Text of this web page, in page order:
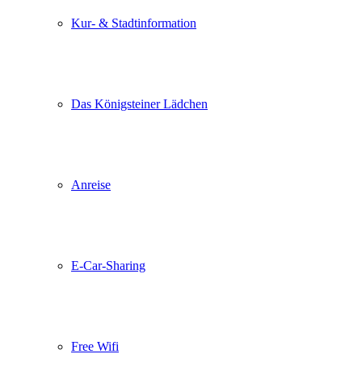
Kur- & Stadtinformation
Das Königsteiner Lädchen
Anreise
E-Car-Sharing
Free Wifi